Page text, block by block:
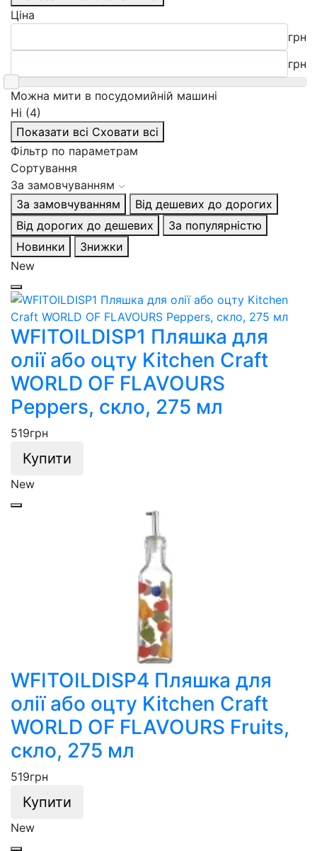
Ціна
грн
грн
Можна мити в посудомийній машині
Ні (4)
Показати всі Сховати всі
Фільтр по параметрам
Сортування
За замовчуванням
За замовчуванням
Від дешевих до дорогих
Від дорогих до дешевих
За популярністю
Новинки
Знижки
New
WFITOILDISP1 Пляшка для
олії або оцту Kitchen Craft
WORLD OF FLAVOURS
Peppers, скло, 275 мл
519грн
Купити
New
WFITOILDISP4 Пляшка для
олії або оцту Kitchen Craft
WORLD OF FLAVOURS Fruits,
скло, 275 мл
519грн
Купити
New